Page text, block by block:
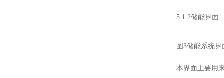
5.1.2储能界面
图3储能系统界
本界面主要用